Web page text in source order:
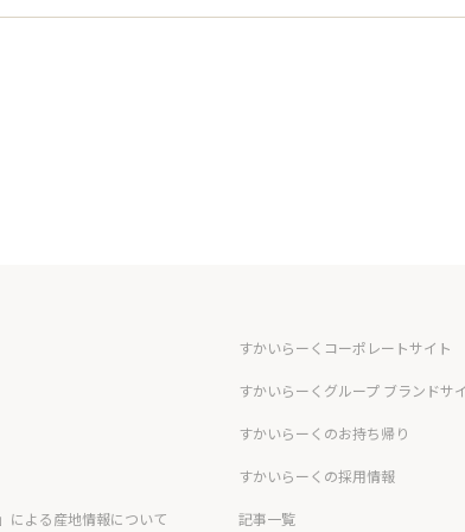
による産地情報について
すかいらーくコーポレートサイト
すかいらーくグループ ブランドサ
すかいらーくのお持ち帰り
すかいらーくの採用情報
記事一覧